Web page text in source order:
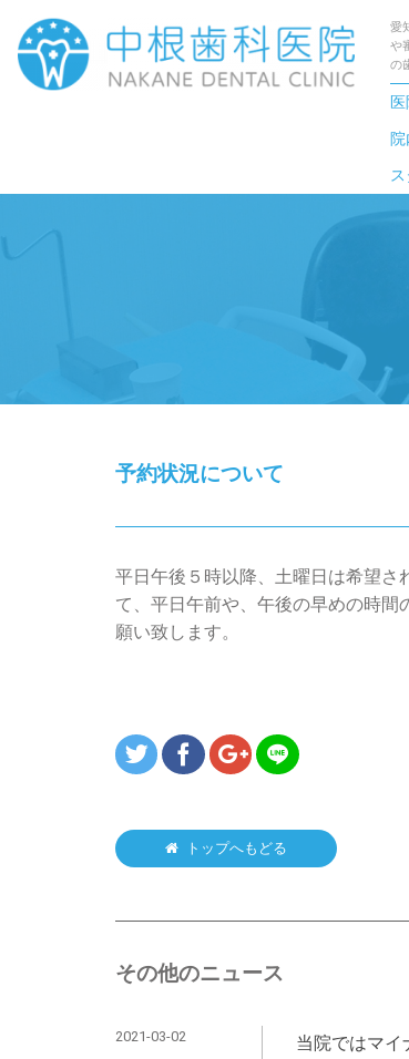
愛
や
の
予約状況について
平日午後５時以降、土曜日は希望さ
て、平日午前や、午後の早めの時
願い致します。
トップへもどる
その他のニュース
2021-03-02 当院ではマイ